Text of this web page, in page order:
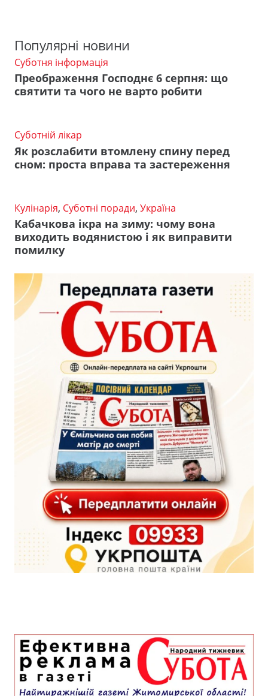
Популярні новини
Суботня інформація
Преображення Господнє 6 серпня: що
святити та чого не варто робити
Суботній лікар
Як розслабити втомлену спину перед
сном: проста вправа та застереження
Кулінарія, Суботні поради, Україна
Кабачкова ікра на зиму: чому вона
виходить водянистою і як виправити
помилку